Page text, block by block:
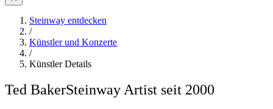
Steinway entdecken
/
Künstler und Konzerte
/
Künstler Details
Ted BakerSteinway Artist seit 2000